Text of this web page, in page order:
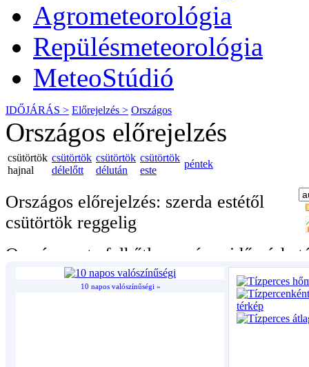
Agrometeorológia
Repülésmeteorológia
MeteoStúdió
IDŐJÁRÁS > Előrejelzés > Országos
Országos előrejelzés
10 napos valószínűségi »